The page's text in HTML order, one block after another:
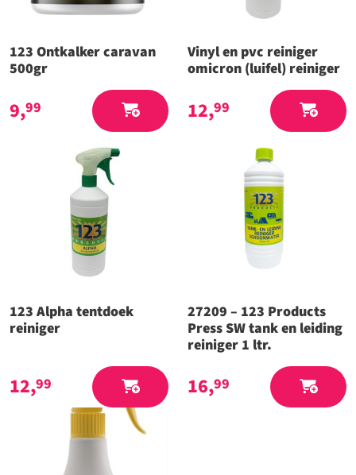
123 Ontkalker caravan
500gr
9,99
Vinyl en pvc reiniger
omicron (luifel) reiniger
12,99
123 Alpha tentdoek
reiniger
12,99
27209 – 123 Products
Press SW tank en leiding
reiniger 1 ltr.
16,99